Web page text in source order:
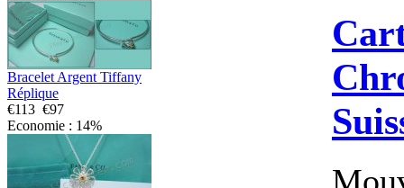
Bracelet Argent Tiffany
Réplique
€113 €97
Economie : 14%